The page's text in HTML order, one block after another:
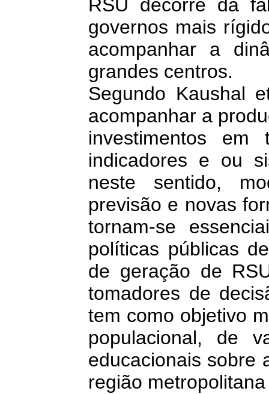
RSU decorre da
governos mais
acompanhar a
grandes centros.
Segundo Kaushal
acompanhar a
investimentos em
indicadores e ou
neste sentido,
previsão e novas
tornam-se
políticas públicas
de geração de
tomadores de
tem como objetivo
populacional, de
educacionais sobre
região